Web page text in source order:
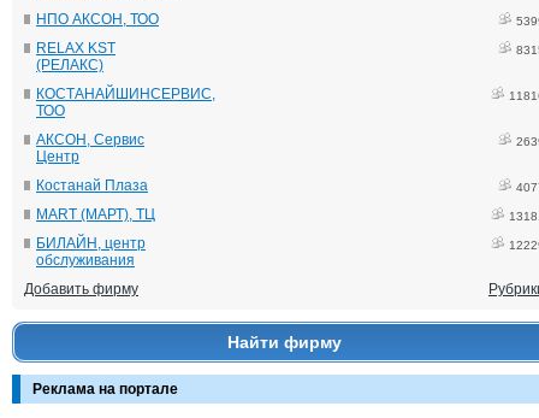
НПО АКСОН, ТОО
RELAX KST
(РЕЛАКС)
КОСТАНАЙШИНСЕРВИС,
ТОО
АКСОН, Сервис
Центр
Костанай Плаза
MART (МАРТ), ТЦ
БИЛАЙН, центр
обслуживания
Добавить фирму
Найти фирму
Реклама на портале